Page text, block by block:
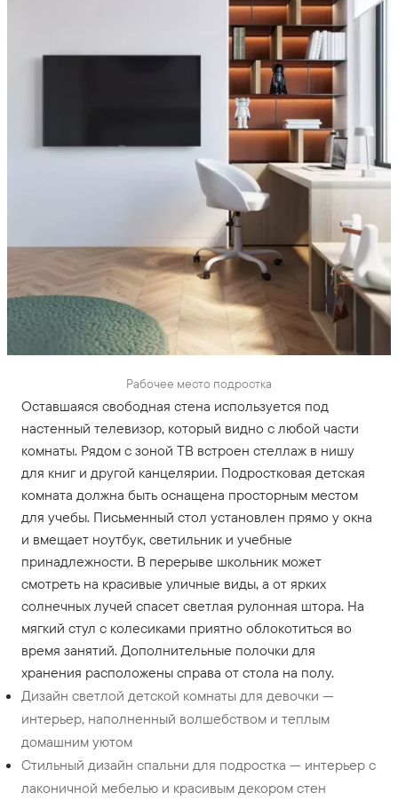
Рабочее место подростка
Оставшаяся свободная стена используется под
настенный телевизор, который видно с любой части
комнаты. Рядом с зоной ТВ встроен стеллаж в нишу
для книг и другой канцелярии. Подростковая детская
комната должна быть оснащена просторным местом
для учебы. Письменный стол установлен прямо у окна
и вмещает ноутбук, светильник и учебные
принадлежности. В перерыве школьник может
смотреть на красивые уличные виды, а от ярких
солнечных лучей спасет светлая рулонная штора. На
мягкий стул с колесиками приятно облокотиться во
время занятий. Дополнительные полочки для
хранения расположены справа от стола на полу.
Дизайн светлой детской комнаты для девочки —
интерьер, наполненный волшебством и теплым
домашним уютом
Стильный дизайн спальни для подростка — интерьер с
лаконичной мебелью и красивым декором стен